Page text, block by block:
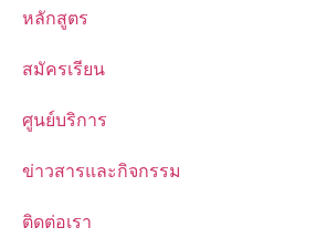
หลักสูตร
สมัครเรียน
ศูนย์บริการ
ข่าวสารและกิจกรรม
ติดต่อเรา